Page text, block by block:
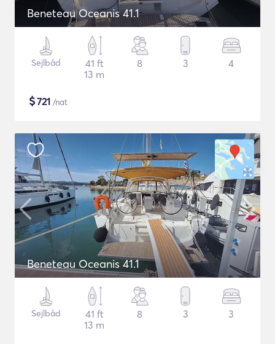
Beneteau Oceanis 41.1
Sejlbåd
41 ft
13 m
8 3 4
$721 /nat
Beneteau Oceanis 41.1
Sejlbåd
41 ft
13 m
8 3 3